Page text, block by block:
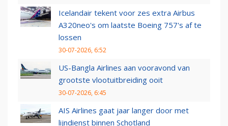
Icelandair tekent voor zes extra Airbus
A320neo's om laatste Boeing 757's af te
lossen
30-07-2026, 6:52
US-Bangla Airlines aan vooravond van
grootste vlootuitbreiding ooit
30-07-2026, 6:45
AIS Airlines gaat jaar langer door met
lijndienst binnen Schotland